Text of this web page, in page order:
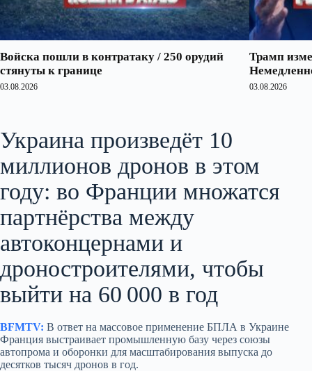
Войска пошли в контратаку / 250 орудий
стянуты к границе
03.08.2026
Трамп
03.08.2026
Украина произведёт 10
миллионов дронов в этом
году: во Франции множатся
партнёрства между
автоконцернами и
дроностроителями, чтобы
выйти на 60 000 в год
BFMTV: В ответ на массовое применение БПЛА в Украине
Франция выстраивает промышленную базу через союзы
автопрома и оборонки для масштабирования выпуска до
десятков тысяч дронов в год.